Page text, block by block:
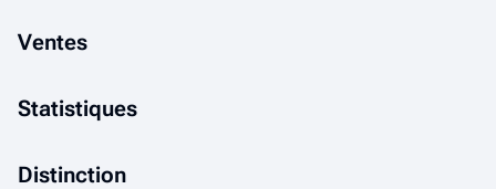
Ventes
Statistiques
Distinction